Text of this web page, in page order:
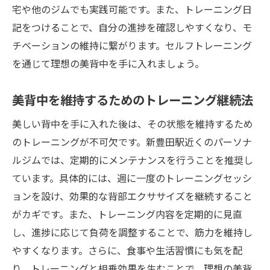
宅や他のジムでも実践可能です。また、トレーニング日
記をつけることで、自分の進捗を確認しやすくなり、モ
チベーションの維持に繋がります。セルフトレーニング
を通じて理想の美背中を手に入れましょう。
美背中を維持するためのトレーニング継続法
美しい背中を手に入れた後は、その状態を維持するため
のトレーニングが不可欠です。新豊田駅近くのパーソナ
ルジムでは、定期的にメンテナンスを行うことを推奨し
ています。具体的には、週に一度のトレーニングセッシ
ョンを設け、効果的な背部エクササイズを継続すること
がカギです。また、トレーニング内容を定期的に見直
し、進捗に応じて負荷を調整することで、筋力を維持し
やすくなります。さらに、食事や生活習慣にも気を配